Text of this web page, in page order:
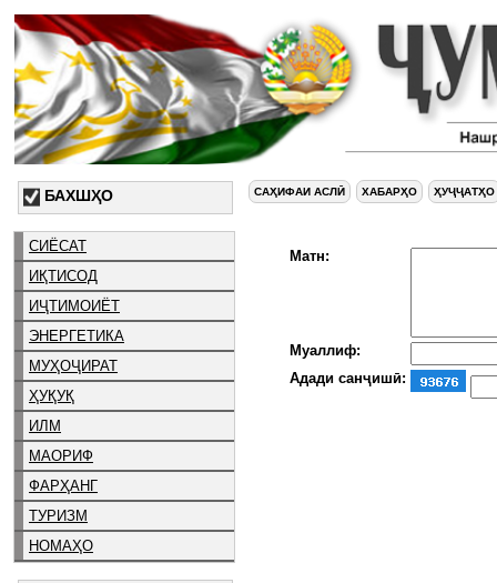
БАХШҲО
СИЁСАТ
ИҚТИСОД
ИҶТИМОИЁТ
ЭНЕРГЕТИКА
МУҲОҶИРАТ
ҲУҚУҚ
ИЛМ
МАОРИФ
ФАРҲАНГ
ТУРИЗМ
НОМАҲО
САҲИФАИ АСЛӢ ХАБАРҲО ҲУҶҶАТҲО
Матн:
Муаллиф:
Адади санҷишӣ: